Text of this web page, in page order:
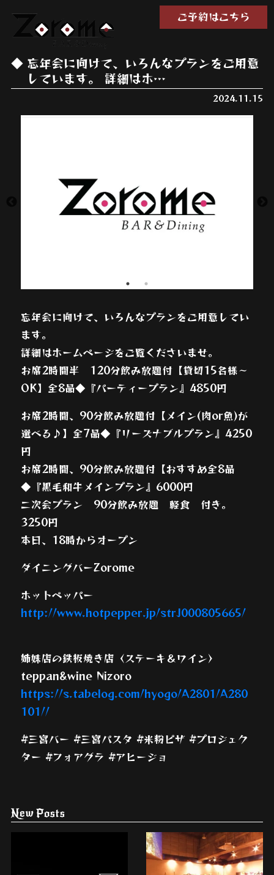
ご予約はこちら
忘年会に向けて、いろんなプランをご用意
しています。 詳細はホ…
2024.11.15
忘年会に向けて、いろんなプランをご用意してい
ます。
詳細はホームページをご覧くださいませ。
お席2時間半 120分飲み放題付【貸切15名様～
OK】全8品◆『パーティープラン』4850円
お席2時間、90分飲み放題付【メイン(肉or魚)が
選べる♪】全7品◆『リーズナブルプラン』4250
円
お席2時間、90分飲み放題付【おすすめ全8品
◆『黒毛和牛メインプラン』6000円
二次会プラン 90分飲み放題 軽食 付き。
3250円
本日、18時からオープン
ダイニングバーZorome
ホットペッパー
http://www.hotpepper.jp/strJ000805665/
姉妹店の鉄板焼き店〈ステーキ＆ワイン〉
teppan&wine Nizoro
https://s.tabelog.com/hyogo/A2801/A280
101//
#三宮バー #三宮パスタ #米粉ピザ #プロジェク
ター #フォアグラ #アヒージョ
New Posts